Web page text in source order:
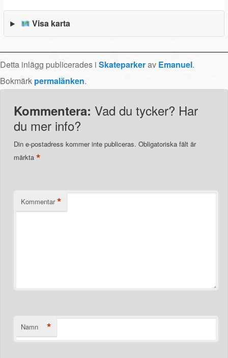
Visa karta
Detta inlägg publicerades i Skateparkerav Emanuel.
Bokmärk permalänken.
Kommentera: Vad du tycker? Har
du mer info?
Din e-postadress kommer inte publiceras. Obligatoriska fält är
märkta *
Kommentar *
Namn *